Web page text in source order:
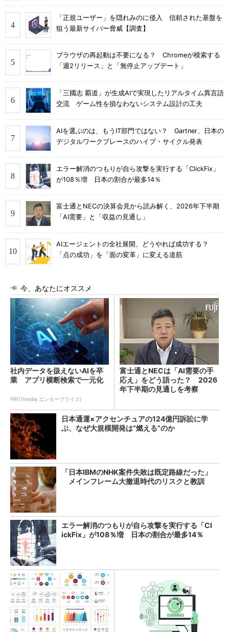
「正規ユーザー」を隠れみのに侵入 信頼された基盤を
狙う最新サイバー脅威【調査】
ブラウザの再起動は不要になる？ Chromeが模索する
「週2リリース」と「無停止アップデート」
「三國志 覇道」が生成AIで実現したリアルタイム異言語
交流 ゲーム性を損なわないシステム設計の工夫
AIを選ぶのは、もうIT部門ではない？ Gartner、日本の
デジタルワークプレースのハイプ・サイクル発表
エラー解消のつもりが自ら攻撃を実行する「ClickFix」
が108％増 日本の割合が最多14％
富士通とNECの決算会見から読み解く、2026年下半期
「AI需要」と「収益の見通し」
AIエージェントの全社展開、どうやれば成功する？
「点の成功」を「面の変革」に変える道筋
今、あなたにオススメ
社内データを扱えないAIを卒
業 アプリ横断検索で一元化
PR(ITmedia エンタープライズ)
富士通とNECは「AI需要の手
応え」をどう語った？ 2026
年下半期の見通しを考察
日本通運×アクセンチュアの124億円訴訟に学
ぶ、なぜ大規模開発は“燃える”のか
「日本IBMのNHK案件失敗は既定路線だった」
メインフレーム大撤退時代のリスクと教訓
エラー解消のつもりが自ら攻撃を実行する「Cl
ickFix」が108％増 日本の割合が最多14％